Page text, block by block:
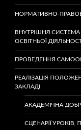
НОРМАТИВНО-
ВНУТРІШНЯ СИСТЕМА
ОСВІТНЬОЇ
ПРОВЕДЕННЯ
РЕАЛІЗАЦІЯ
ЗАКЛАДІ
АКАДЕМІЧНА
СЦЕНАРІЇ УРОКІВ,